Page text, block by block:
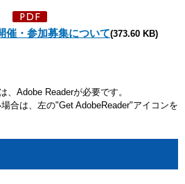
催・参加募集について(373.60 KB)
、Adobe Readerが必要です。
合は、左の"Get AdobeReader"アイコンを